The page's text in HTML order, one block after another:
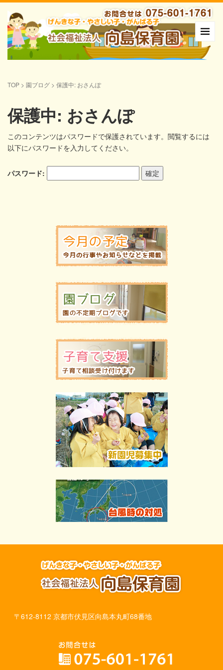
TOP > 園ブログ > 保護中: おさんぽ
保護中: おさんぽ
このコンテンツはパスワードで保護されています。閲覧するには
以下にパスワードを入力してください。
パスワード:
〒612-8112 京都市伏見区向島本丸町68番地